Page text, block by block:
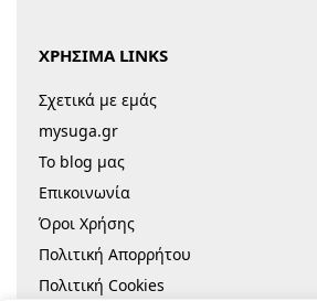
ΧΡΗΣΙΜΑ LINKS
Σχετικά με εμάς
mysuga.gr
Το blog μας
Επικοινωνία
Όροι Χρήσης
Πολιτική Απορρήτου
Πολιτική Cookies